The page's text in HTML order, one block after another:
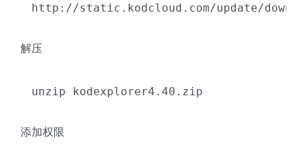
http://static.kodcloud.com/update/
解压
unzip kodexplorer4.40.zip
添加权限